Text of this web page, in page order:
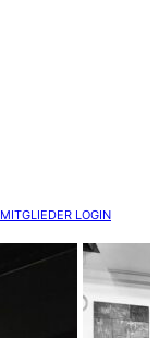
MITGLIEDER LOGIN